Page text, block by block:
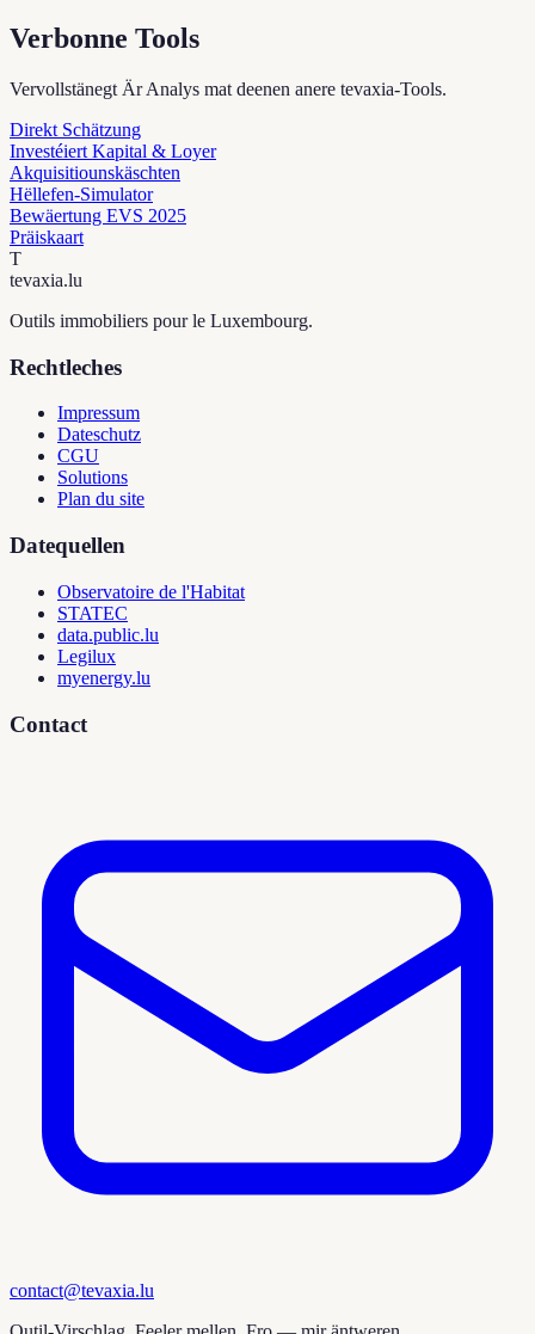
Verbonne Tools
Vervollstänegt Är Analys mat deenen anere tevaxia-Tools.
Direkt Schätzung
Investéiert Kapital & Loyer
Akquisitiounskäschten
Hëllefen-Simulator
Bewäertung EVS 2025
Präiskaart
T
tevaxia.lu
Outils immobiliers pour le Luxembourg.
Rechtleches
Impressum
Dateschutz
CGU
Solutions
Plan du site
Datequellen
Observatoire de l'Habitat
STATEC
data.public.lu
Legilux
myenergy.lu
Contact
contact@tevaxia.lu